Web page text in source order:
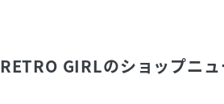
RETRO GIRLのショップニュ